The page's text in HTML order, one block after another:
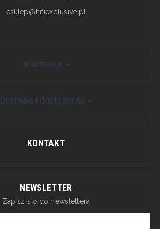
esklep@hifiexclusive.pl
Informacje
Dostawa i dostępność
KONTAKT
NEWSLETTER
Zapisz się do newslettera